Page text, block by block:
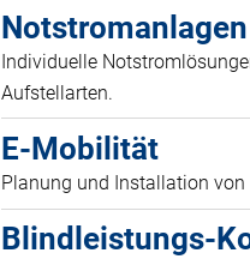
Notstromanlagen
Individuelle
Aufstellarten.
E-Mobilität
Planung und Installation
Blindleistungs-